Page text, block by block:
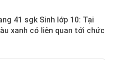
41 sgk Sinh lớp 10: Tại
xanh có liên quan tới chức